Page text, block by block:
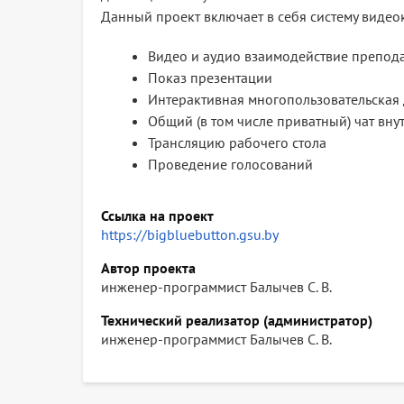
Данный проект включает в себя систему
Видео и аудио взаимодействие
Показ презентации
Интерактивная многопользовательская
Общий (в том числе приватный) чат
Трансляцию рабочего стола
Проведение голосований
Ссылка на проект
https://bigbluebutton.gsu.by
Автор проекта
инженер-программист Балычев С. В.
Технический реализатор (администратор)
инженер-программист Балычев С. В.